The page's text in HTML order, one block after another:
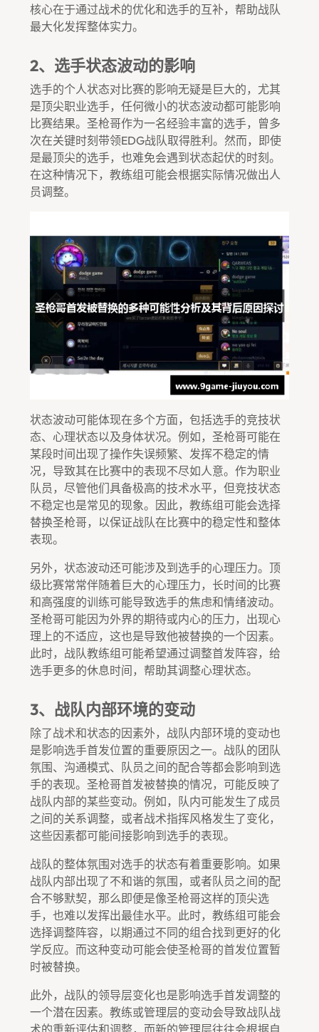
核心在于通过战术的优化和选手的互补，帮助战队
最大化发挥整体实力。
2、选手状态波动的影响
选手的个人状态对比赛的影响无疑是巨大的，尤其
是顶尖职业选手，任何微小的状态波动都可能影响
比赛结果。圣枪哥作为一名经验丰富的选手，曾多
次在关键时刻带领EDG战队取得胜利。然而，即使
是最顶尖的选手，也难免会遇到状态起伏的时刻。
在这种情况下，教练组可能会根据实际情况做出人
员调整。
状态波动可能体现在多个方面，包括选手的竞技状
态、心理状态以及身体状况。例如，圣枪哥可能在
某段时间出现了操作失误频繁、发挥不稳定的情
况，导致其在比赛中的表现不尽如人意。作为职业
队员，尽管他们具备极高的技术水平，但竞技状态
不稳定也是常见的现象。因此，教练组可能会选择
替换圣枪哥，以保证战队在比赛中的稳定性和整体
表现。
另外，状态波动还可能涉及到选手的心理压力。顶
级比赛常常伴随着巨大的心理压力，长时间的比赛
和高强度的训练可能导致选手的焦虑和情绪波动。
圣枪哥可能因为外界的期待或内心的压力，出现心
理上的不适应，这也是导致他被替换的一个因素。
此时，战队教练组可能希望通过调整首发阵容，给
选手更多的休息时间，帮助其调整心理状态。
3、战队内部环境的变动
除了战术和状态的因素外，战队内部环境的变动也
是影响选手首发位置的重要原因之一。战队的团队
氛围、沟通模式、队员之间的配合等都会影响到选
手的表现。圣枪哥首发被替换的情况，可能反映了
战队内部的某些变动。例如，队内可能发生了成员
之间的关系调整，或者战术指挥风格发生了变化，
这些因素都可能间接影响到选手的表现。
战队的整体氛围对选手的状态有着重要影响。如果
战队内部出现了不和谐的氛围，或者队员之间的配
合不够默契，那么即便是像圣枪哥这样的顶尖选
手，也难以发挥出最佳水平。此时，教练组可能会
选择调整阵容，以期通过不同的组合找到更好的化
学反应。而这种变动可能会使圣枪哥的首发位置暂
时被替换。
此外，战队的领导层变化也是影响选手首发调整的
一个潜在因素。教练或管理层的变动会导致战队战
术的重新评估和调整，而新的管理层往往会根据自